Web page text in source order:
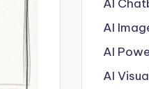
AI
AI
AI
AI